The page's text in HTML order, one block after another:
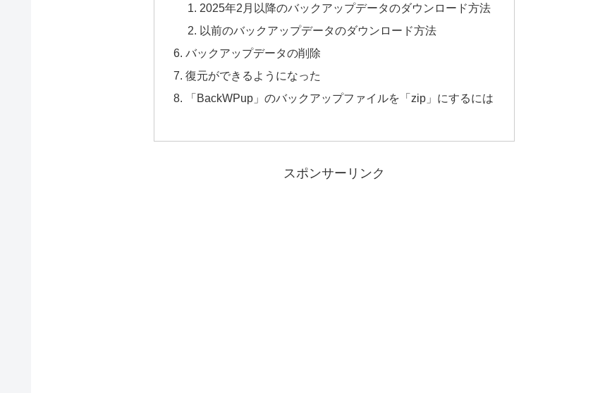
2025年2月以降のバックアップデータのダウンロード方法
以前のバックアップデータのダウンロード方法
バックアップデータの削除
復元ができるようになった
「BackWPup」のバックアップファイルを「zip」にするには
スポンサーリンク